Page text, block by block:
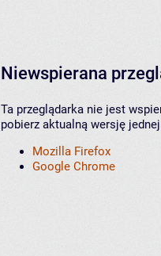
Niewspierana
Ta przeglądarka nie jest
pobierz aktualną wersję
Mozilla Firefox
Google Chrome